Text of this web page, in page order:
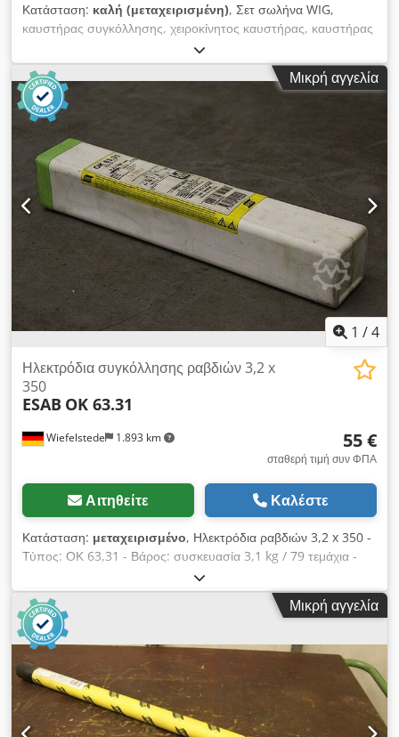
Κατάσταση: καλή (μεταχειρισμένη), Σετ σωλήνα WIG,
καυστήρας συγκόλλησης, χειροκίνητος καυστήρας, καυστήρας
TIG - Σετ σωλήνα WIG: ψύχεται με αέριο - Μήκος: 4 μ - Βύσμα:
3-πολικό Csdpsylk A Sofx Aiijrf - Ποσότητα: 1x σετ σωλήνα
διαθέσιμο - Τιμή: ανά τεμάχιο - Διαστάσεις: 340/340/Υ70 mm -
Βάρος: 1,8 kg/τεμ.
Μικρή αγγελία
1 /4
Wiefelstede 1.893 km
Ηλεκτρόδια συγκόλλησης ραβδιών 3,2 x
350
ESAB OK 63.31
55 €
σταθερή τιμή συν ΦΠΑ
Αιτηθείτε Καλέστε
Κατάσταση: μεταχειρισμένο, Ηλεκτρόδια ραβδιών 3,2 x 350 -
Τύπος: ΟΚ 63,31 - Βάρος: συσκευασία 3,1 kg / 79 τεμάχια -
Συσκευασία: δεν είναι πλήρης Cedsd Ivpiepfx Aiisrf
Μικρή αγγελία